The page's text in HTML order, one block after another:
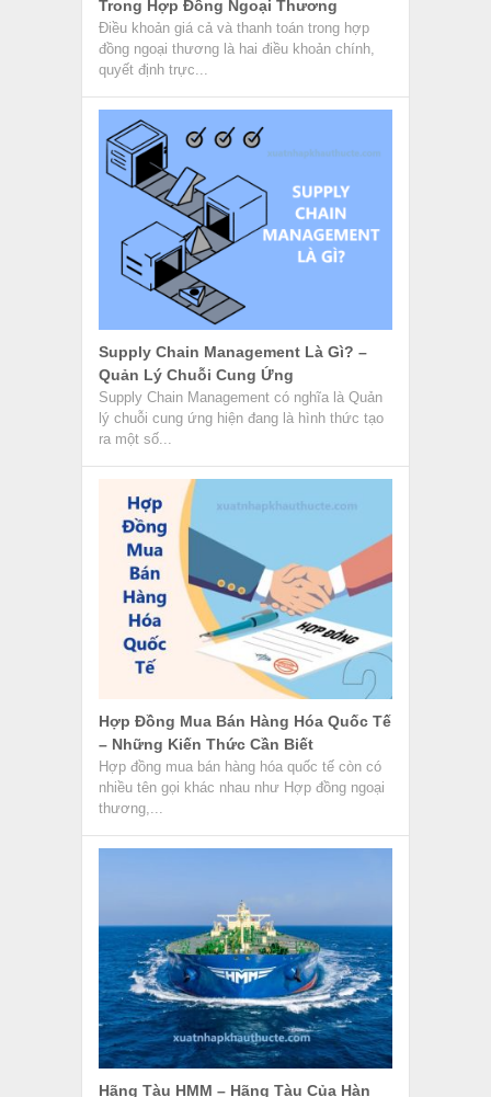
Trong Hợp Đồng Ngoại Thương
Điều khoản giá cả và thanh toán trong hợp
đồng ngoại thương là hai điều khoản chính,
quyết định trực...
Supply Chain Management Là Gì? –
Quản Lý Chuỗi Cung Ứng
Supply Chain Management có nghĩa là Quản
lý chuỗi cung ứng hiện đang là hình thức tạo
ra một số...
Hợp Đồng Mua Bán Hàng Hóa Quốc Tế
– Những Kiến Thức Cần Biết
Hợp đồng mua bán hàng hóa quốc tế còn có
nhiều tên gọi khác nhau như Hợp đồng ngoại
thương,...
Hãng Tàu HMM – Hãng Tàu Của Hàn